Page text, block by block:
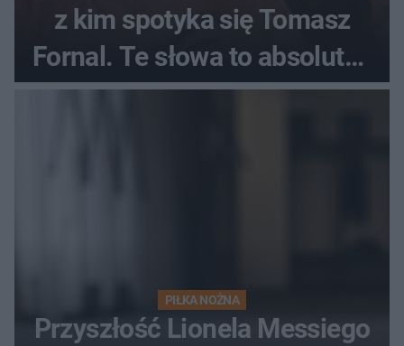
z kim spotyka się Tomasz
Fornal. Te słowa to absolutny
hit
PIŁKA NOŻNA
Przyszłość Lionela Messiego